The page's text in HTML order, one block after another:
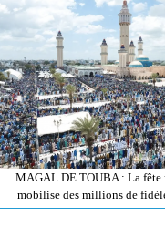
MAGAL DE TOUBA : La fête
mobilise des millions de